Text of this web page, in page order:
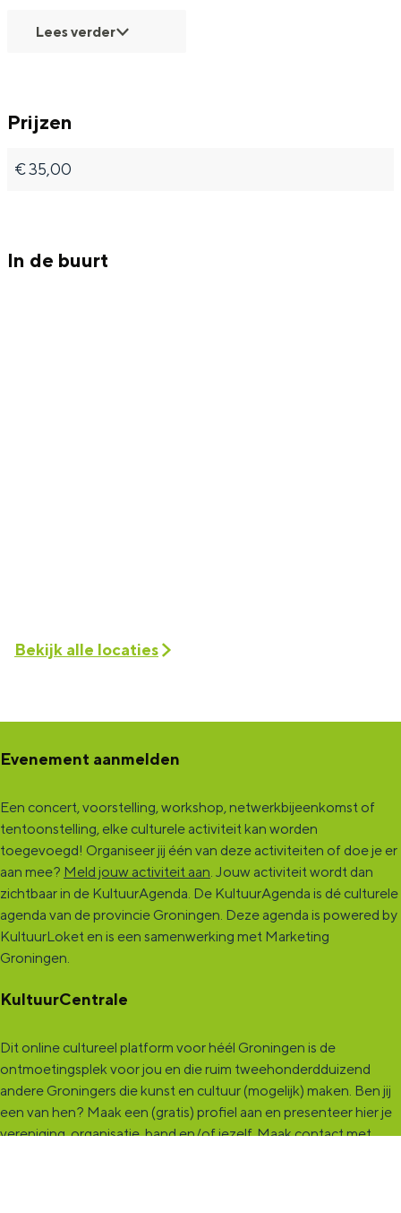
Lees verder
Prijzen
€ 35,00
In de buurt
Bekijk alle locaties
Evenement aanmelden
Een concert, voorstelling, workshop, netwerkbijeenkomst of
tentoonstelling, elke culturele activiteit kan worden
toegevoegd! Organiseer jij één van deze activiteiten of doe je er
aan mee? Meld jouw activiteit aan. Jouw activiteit wordt dan
zichtbaar in de KultuurAgenda. De KultuurAgenda is dé culturele
agenda van de provincie Groningen. Deze agenda is powered by
KultuurLoket en is een samenwerking met Marketing
Groningen.
KultuurCentrale
Dit online cultureel platform voor héél Groningen is de
ontmoetingsplek voor jou en die ruim tweehonderdduizend
andere Groningers die kunst en cultuur (mogelijk) maken. Ben jij
een van hen? Maak een (gratis) profiel aan en presenteer hier je
vereniging, organisatie, band en/of jezelf. Maak contact met